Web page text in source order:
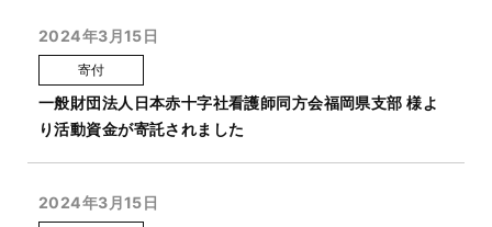
2024年3月15日
寄付
一般財団法人日本赤十字社看護師同方会福岡県支部 様よ
り活動資金が寄託されました
2024年3月15日